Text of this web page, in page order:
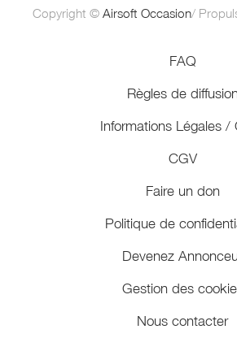
Copyright © Airsoft Occasion/
FAQ
Règles de
Informations Légales /
CGV
Faire un don
Politique de
Devenez
Gestion des
Nous contacter